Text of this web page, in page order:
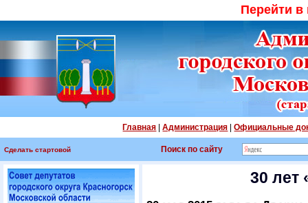
Перейти
Главная |Администрация |Официальные
Сделать стартовой Поиск по сайту
30 лет